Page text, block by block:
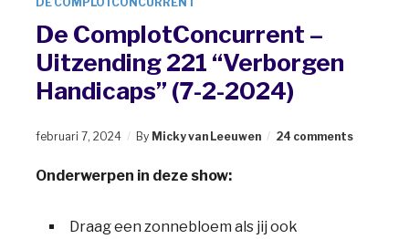
De ComplotConcurrent –
Uitzending 221 “Verborgen
Handicaps” (7-2-2024)
februari 7, 2024 By Micky van Leeuwen 24 comments
Onderwerpen in deze show:
Draag een zonnebloem als jij ook